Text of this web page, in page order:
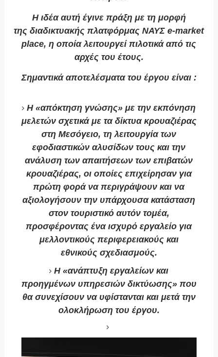
Η ιδέα αυτή έγινε πράξη με τη μορφή
τηςδιαδικτυακής πλατφόρμας ΝΑΥΣ e-market
place, η οποία λειτουργεί πιλοτικά από τις
αρχές του έτους.
Σημαντικά αποτελέσματα του έργου είναι :
Η «απόκτηση γνώσης» με την εκπόνηση
μελετών σχετικά με τα δίκτυα κρουαζιέρας
στη Μεσόγειο, τη λειτουργία των
εφοδιαστικών αλυσίδων τους και την
ανάλυση των απαιτήσεων των επιβατών
κρουαζιέρας, οι οποίες επιχείρησαν για
πρώτη φορά να περιγράψουν και να
αξιολογήσουν την υπάρχουσα κατάσταση
στον τουριστικό αυτόν τομέα,
προσφέροντας ένα ισχυρό εργαλείο για
μελλοντικούς περιφερειακούς και
εθνικούς σχεδιασμούς.
Η «ανάπτυξη εργαλείων και
προηγμένων υπηρεσιών δικτύωσης» που
θα συνεχίσουν να υφίστανται και μετά την
ολοκλήρωση του έργου.